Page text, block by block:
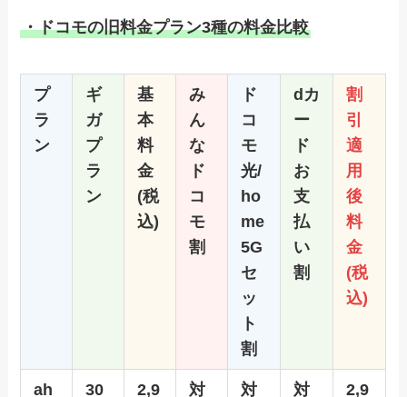
・ドコモの旧料金プラン3種の料金比較
プ
ラ
ン
ギ
ガ
プ
ラ
ン
基
本
料
金
(税
込)
み
ん
な
ド
コ
モ
割
ド
コ
モ
光/
ho
me
5G
セ
ッ
ト
割
dカ
ー
ド
お
支
払
い
割
割
引
適
用
後
料
金
(税
込)
ah 30 2,9 対 対 対 2,9